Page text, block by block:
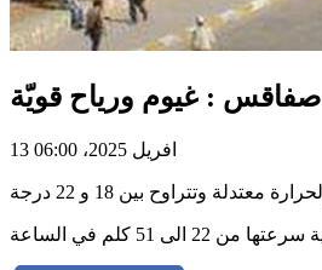
صفاقس : غيوم ورياح قويّة
13 افريل 2025، 06:00